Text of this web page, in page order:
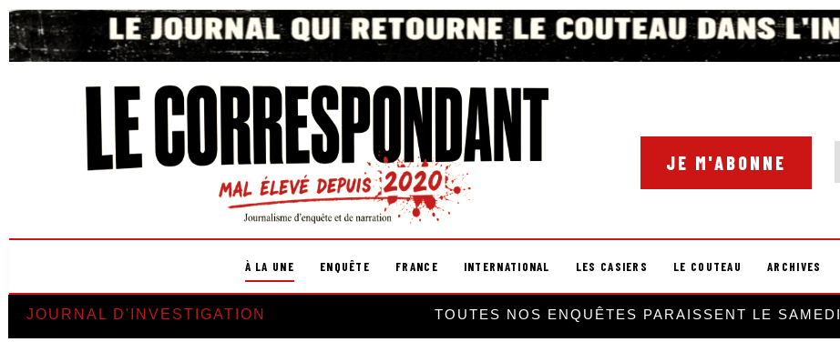
JE M'ABONNE
À LA UNE ENQUÊTE FRANCE INTERNATIONAL LES CASIERS LE COUTEAU ARCHIVES
JOURNAL D'INVESTIGATION TOUTES NOS ENQUÊTES PARAISSENT LE SAMEDI